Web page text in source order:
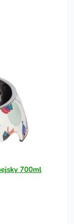
700ml